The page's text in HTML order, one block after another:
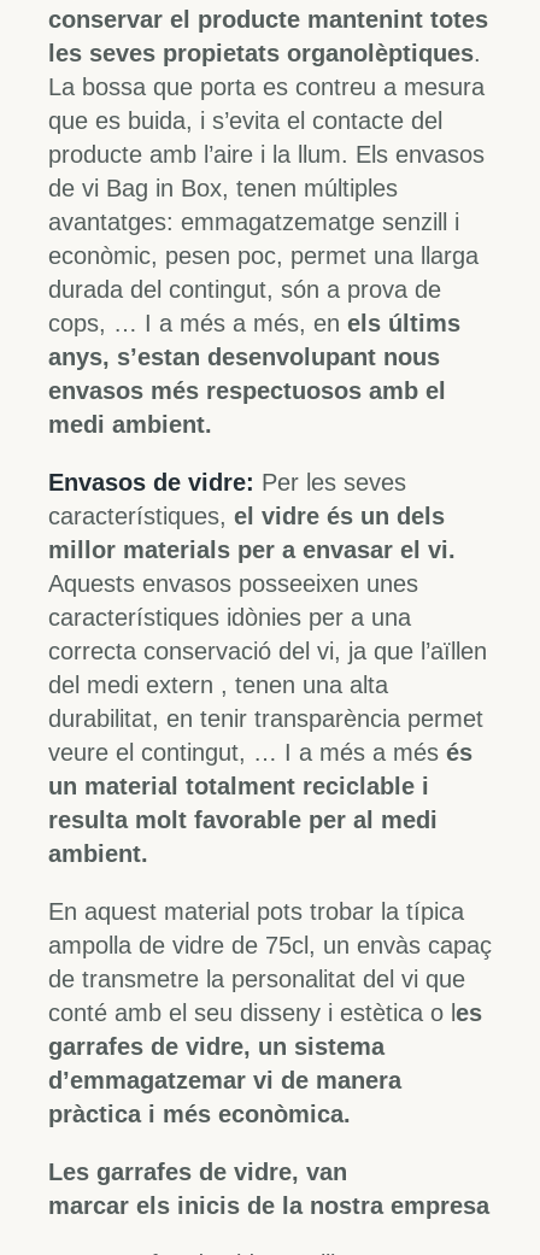
conservar el producte mantenint totes
les seves propietats organolèptiques.
La bossa que porta es contreu a mesura
que es buida, i s’evita el contacte del
producte amb l’aire i la llum. Els envasos
de vi Bag in Box, tenen múltiples
avantatges: emmagatzematge senzill i
econòmic, pesen poc, permet una llarga
durada del contingut, són a prova de
cops, … I a més a més, en els últims
anys, s’estan desenvolupant nous
envasos més respectuosos amb el
medi ambient.
Envasos de vidre: Per les seves
característiques, el vidre és un dels
millor materials per a envasar el vi.
Aquests envasos posseeixen unes
característiques idònies per a una
correcta conservació del vi, ja que l’aïllen
del medi extern , tenen una alta
durabilitat, en tenir transparència permet
veure el contingut, … I a més a més és
un material totalment reciclable i
resulta molt favorable per al medi
ambient.
En aquest material pots trobar la típica
ampolla de vidre de 75cl, un envàs capaç
de transmetre la personalitat del vi que
conté amb el seu disseny i estètica o l es
garrafes de vidre, un sistema
d’emmagatzemar vi de manera
pràctica i més econòmica.
Les garrafes de vidre, van
marcar els inicis de la nostra empresa